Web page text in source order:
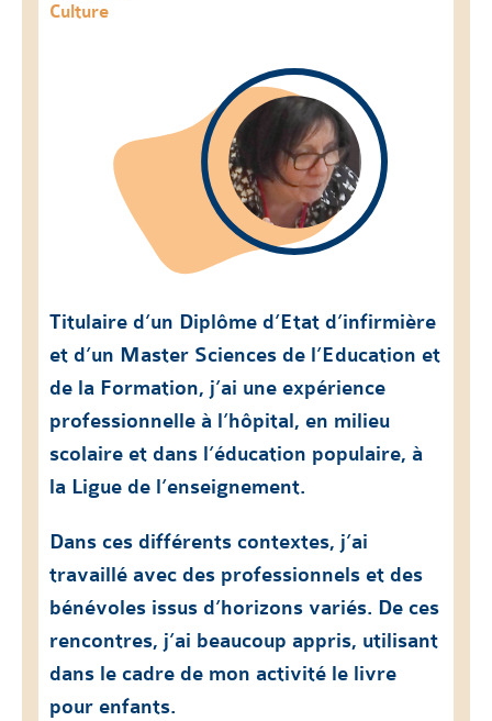
Culture
Titulaire d’un Diplôme d’Etat d’infirmière
et d’un Master Sciences de l’Education et
de la Formation, j’ai une expérience
professionnelle à l’hôpital, en milieu
scolaire et dans l’éducation populaire, à
la Ligue de l’enseignement.
Dans ces différents contextes, j’ai
travaillé avec des professionnels et des
bénévoles issus d’horizons variés. De ces
rencontres, j’ai beaucoup appris, utilisant
dans le cadre de mon activité le livre
pour enfants.